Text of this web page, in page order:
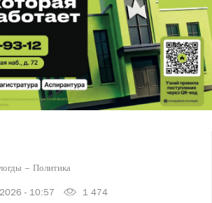
Политика
- 10:57 1 474